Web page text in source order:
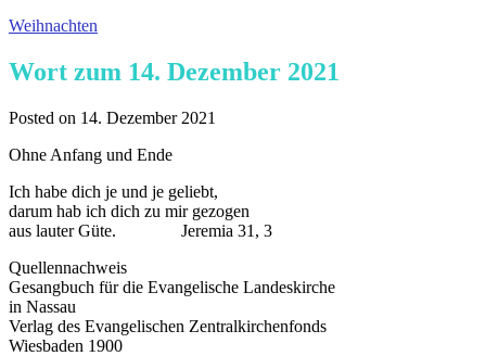
Weihnachten
Wort zum 14. Dezember 2021
Posted on 14. Dezember 2021
Ohne Anfang und Ende
Ich habe dich je und je geliebt,
darum hab ich dich zu mir gezogen
aus lauter Güte. Jeremia 31, 3
Quellennachweis
Gesangbuch für die Evangelische Landeskirche
in Nassau
Verlag des Evangelischen Zentralkirchenfonds
Wiesbaden 1900